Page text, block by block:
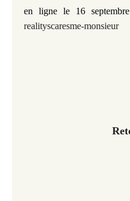
en ligne le 16
realityscaresme-monsieur